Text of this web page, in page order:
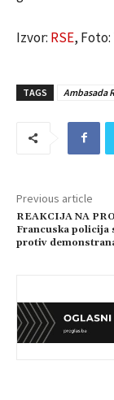
Izvor: RSE,
TAGS Ambasada
Previous article
REAKCIJA NA
Francuska policija
protiv